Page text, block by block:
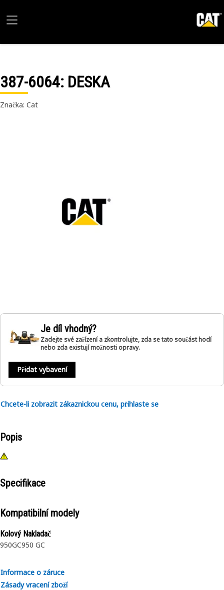
387-6064: DESKA
Značka: Cat
Je díl vhodný?
Zadejte své zařízení a zkontrolujte, zda se tato součást hodí
nebo zda existují možnosti opravy.
Přidat vybavení
Chcete-li zobrazit zákaznickou cenu, přihlaste se
Popis
Specifikace
Kompatibilní modely
Kolový Nakladač
950GC950 GC
Informace o záruce
Zásady vracení zboží